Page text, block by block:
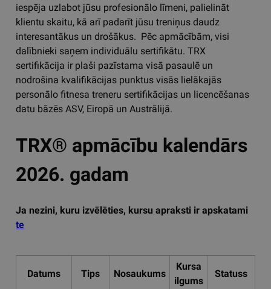
iespēja uzlabot jūsu profesionālo līmeni, palielināt
klientu skaitu, kā arī padarīt jūsu treniņus daudz
interesantākus un drošākus. Pēc apmācībām, visi
dalībnieki saņem individuālu sertifikātu. TRX
sertifikācija ir plaši pazīstama visā pasaulē un
nodrošina kvalifikācijas punktus visās lielākajās
personālo fitnesa treneru sertifikācijas un licencēšanas
datu bāzēs ASV, Eiropā un Austrālijā.
TRX® apmācību kalendārs
2026. gadam
Ja nezini, kuru izvēlēties, kursu apraksti ir apskatami
te
Datums Tips Nosaukums
Kursa
ilgums
Statuss